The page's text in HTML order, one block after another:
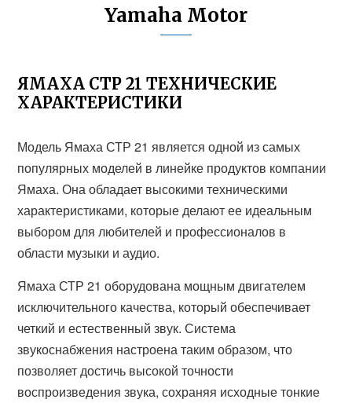
Yamaha Motor
ЯМАХА СТР 21 ТЕХНИЧЕСКИЕ
ХАРАКТЕРИСТИКИ
Модель Ямаха СТР 21 является одной из самых
популярных моделей в линейке продуктов компании
Ямаха. Она обладает высокими техническими
характеристиками, которые делают ее идеальным
выбором для любителей и профессионалов в
области музыки и аудио.
Ямаха СТР 21 оборудована мощным двигателем
исключительного качества, который обеспечивает
четкий и естественный звук. Система
звукоснабжения настроена таким образом, что
позволяет достичь высокой точности
воспроизведения звука, сохраняя исходные тонкие